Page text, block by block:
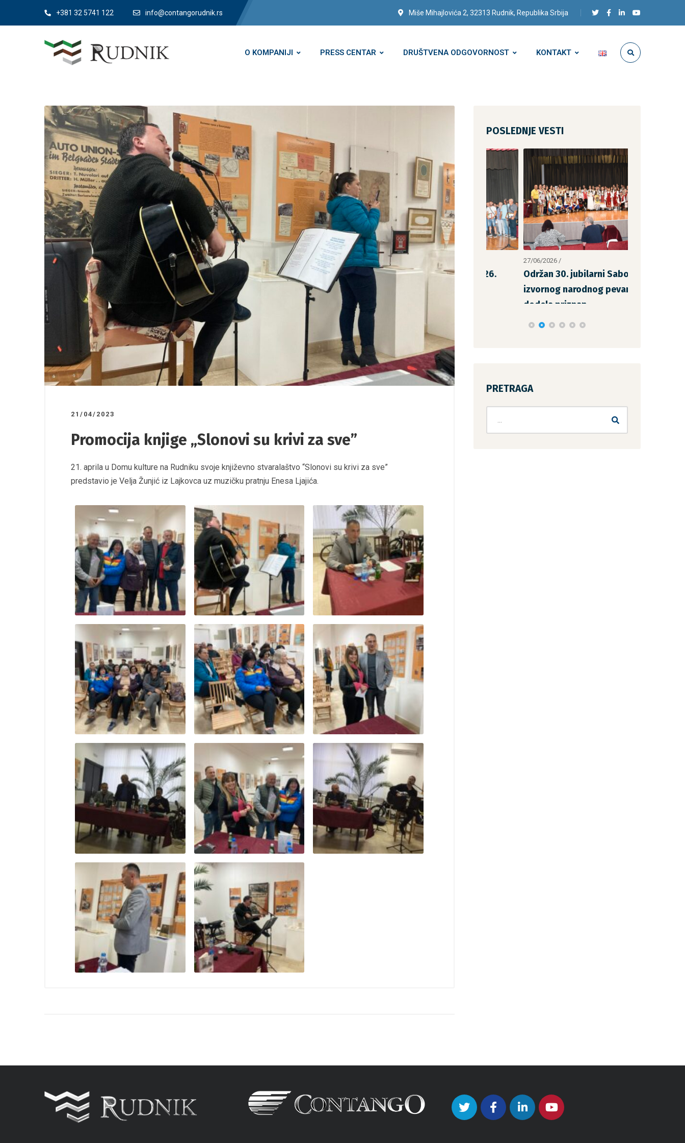
+381 32 5741 122 info@contangorudnik.rs Miše Mihajlovića 2, 32313 Rudnik, Republika Srbija
O KOMPANIJI PRESS CENTAR DRUŠTVENA ODGOVORNOST KONTAKT
21/04/2023
Promocija knjige „Slonovi su krivi za sve”
21. aprila u Domu kulture na Rudniku svoje književno stvaralaštvo “Slonovi su krivi za sve”
predstavio je Velja Žunjić iz Lajkovca uz muzičku pratnju Enesa Ljajića.
POSLEDNJE VESTI
03/04/2026
Saradnja AIESEC – Rudnik
26/03/2026/
Organizovano putovanje
povodom Međunarodnog dana
žena
06/08/2026/
Proslavljen Dan rudara 2026.
/
Održan 30. jubilarni Sabor
izvornog narodnog pevanja i
dodela priznan